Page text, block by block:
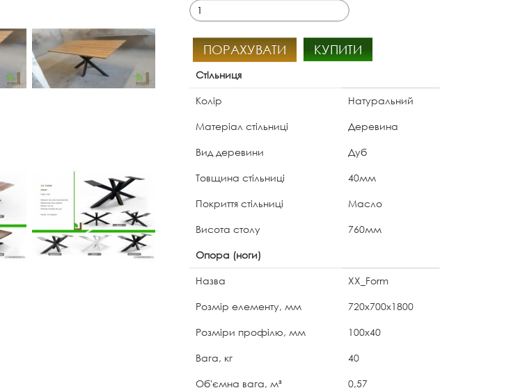
ПОРАХУВАТИ КУПИТИ
Стільниця
Колір
Натуральний
Матеріал стільниці
Деревина
Вид деревини
Дуб
Товщина стільниці
40мм
Покриття стільниці
Масло
Висота столу
760мм
Опора (ноги)
Назва
XX_Form
Розмір елементу, мм
720х700x1800
Розміри профілю, мм
100х40
Вага, кг
40
Об'ємна вага, м³
0,57